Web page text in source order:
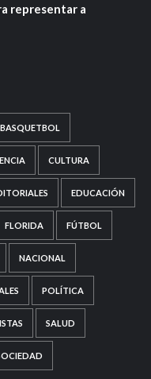
representar a
BASQUETBOL
CULTURA
EDUCACIÓN
FLORIDA FÚTBOL
NACIONAL
POLÍTICA
SALUD